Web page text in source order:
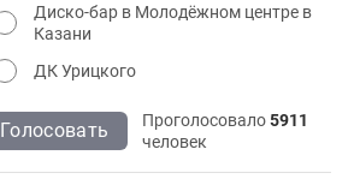
Диско-бар в Молодёжном центре в
Казани
ДК Урицкого
Голосовать Проголосовало5911
человек